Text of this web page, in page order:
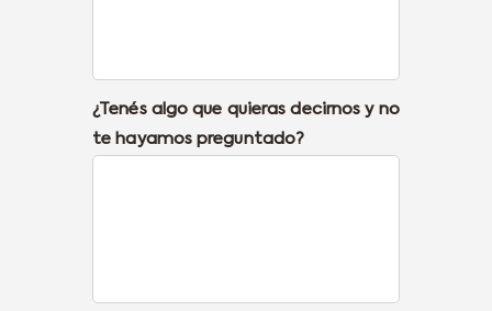
¿Tenés algo que quieras decirnos y no
te hayamos preguntado?